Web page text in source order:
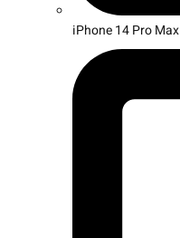
iPhone 14 Pro Max